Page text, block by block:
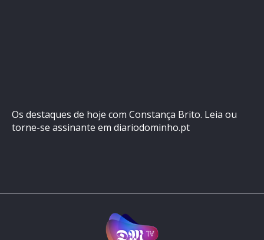
Os destaques de hoje com Constança Brito. Leia ou
torne-se assinante em diariodominho.pt